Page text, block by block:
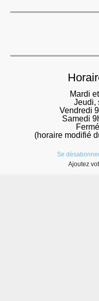
Mardi
Jeudi,
Vendredi
Samedi
(horaire modifié
Se
Ajoutez